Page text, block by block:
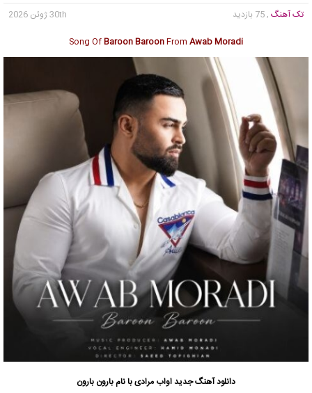
تک آهنگ , 75 بازدید
30th ژوئن 2026
Song OfBaroon BaroonFrom Awab Moradi
دانلود آهنگ جدیداواب مرادی با نام بارون بارون